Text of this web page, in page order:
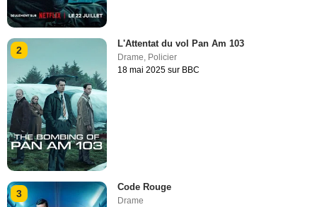
2
L'Attentat du vol Pan Am 103
Drame Policier
18 mai 2025 sur BBC
3
Code Rouge
Drame